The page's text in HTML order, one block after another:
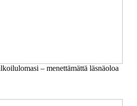
– menettämättä läsnäoloa